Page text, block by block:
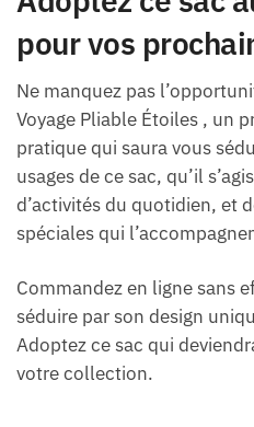
pour vos
Ne manquez pas
Voyage Pliable Étoiles , un
pratique qui saura vous
usages de ce sac, qu’il
d’activités du quotidien, et
spéciales qui
Commandez en ligne sans
séduire par son design
Adoptez ce sac qui
votre collection.